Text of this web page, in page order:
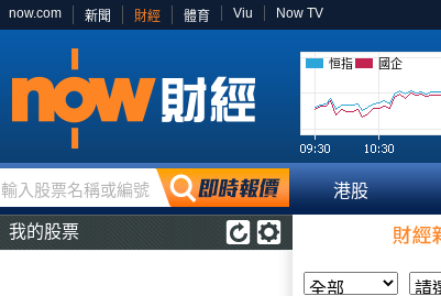
now.com 新聞 財經 體育 Viu Now TV
恒指 國企
輸入股票名稱或編號 港股
我的股票